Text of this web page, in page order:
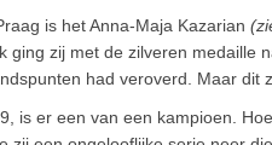
is het Anna-Maja Kazarian
ging zij met de zilveren medaille
had veroverd. Maar dit
is er een van een kampioen.